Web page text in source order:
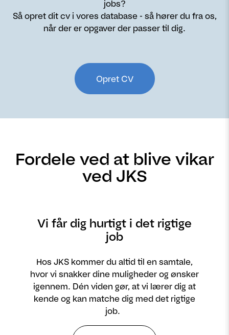
jobs?
Så opret dit cv i vores database - så hører du fra os,
når der er opgaver der passer til dig.
Opret CV
Fordele ved at blive vikar
ved JKS
Vi får dig hurtigt i det rigtige
job
Hos JKS kommer du altid til en samtale,
hvor vi snakker dine muligheder og ønsker
igennem. Dén viden gør, at vi lærer dig at
kende og kan matche dig med det rigtige
job.